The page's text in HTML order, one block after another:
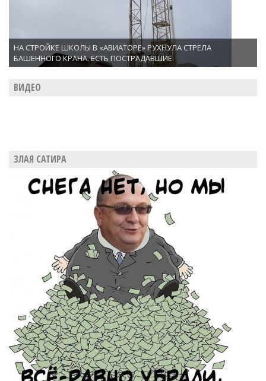
НА СТРОЙКЕ ШКОЛЫ В «АВИАТОРЕ» РУХНУЛА СТРЕЛА
БАШЕННОГО КРАНА. ЕСТЬ ПОСТРАДАВШИЕ
ВИДЕО
ЗЛАЯ САТИРА